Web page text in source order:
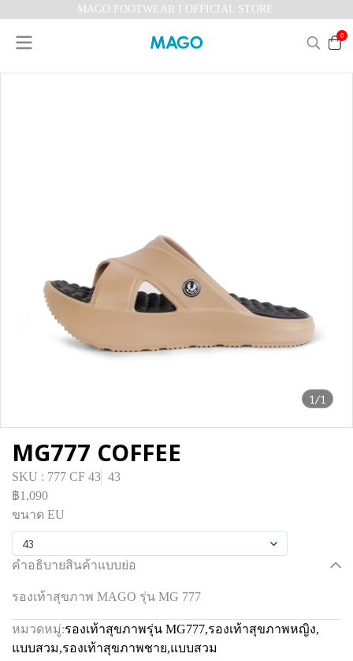
MAGO FOOTWEAR I OFFICIAL STORE
0
1/1
MG777 COFFEE
SKU : 777 CF 43 43
฿1,090
ขนาด EU
43
คำอธิบายสินค้าแบบย่อ
รองเท้าสุขภาพ MAGO รุ่น MG 777
หมวดหมู่:รองเท้าสุขภาพรุ่น MG777,รองเท้าสุขภาพหญิง,
แบบสวม,รองเท้าสุขภาพชาย,แบบสวม